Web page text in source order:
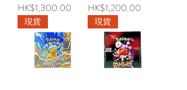
價格
HK$1,300.00
價格
HK$1,200.00
現貨 現貨